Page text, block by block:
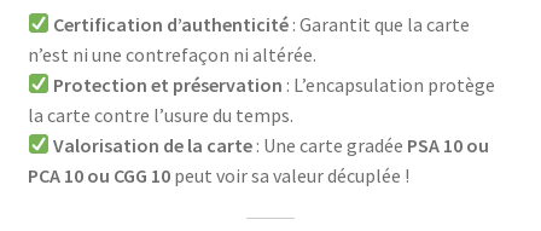
Certification d’authenticité: Garantit que la carte
n’est ni une contrefaçon ni altérée.
Protection et préservation : L’encapsulation protège
la carte contre l’usure du temps.
Valorisation de la carte: Une carte gradée PSA 10 ou
PCA 10 ou CGG 10peut voir sa valeur décuplée !